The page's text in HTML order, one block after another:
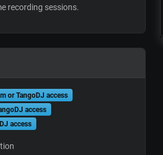
recording sessions.
or TangoDJ access
access
access